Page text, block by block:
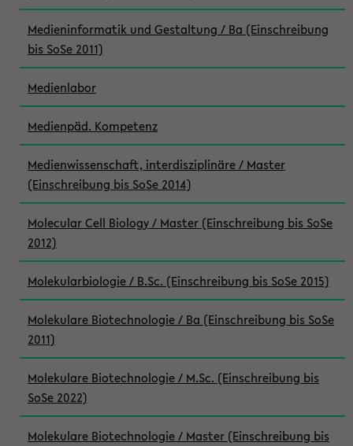
Medieninformatik und Gestaltung / Ba (Einschreibung
bis SoSe 2011)
Medienlabor
Medienpäd. Kompetenz
Medienwissenschaft, interdisziplinäre / Master
(Einschreibung bis SoSe 2014)
Molecular Cell Biology / Master (Einschreibung bis SoSe
2012)
Molekularbiologie / B.Sc. (Einschreibung bis SoSe 2015)
Molekulare Biotechnologie / Ba (Einschreibung bis SoSe
2011)
Molekulare Biotechnologie / M.Sc. (Einschreibung bis
SoSe 2022)
Molekulare Biotechnologie / Master (Einschreibung bis